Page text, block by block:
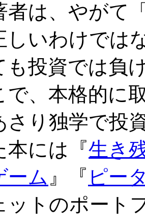
者は、やがて
しいわけでは
も投資では負
で、本格的に
さり独学で投
本には『生き
ーム 』『 ピー
ットのポート